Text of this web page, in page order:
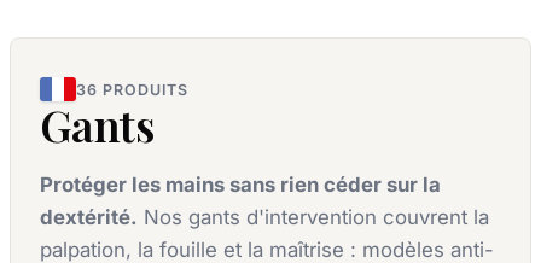
36 PRODUITS
Gants
Protéger les mains sans rien céder sur la
dextérité. Nos gants d'intervention couvrent la
palpation, la fouille et la maîtrise : modèles anti-